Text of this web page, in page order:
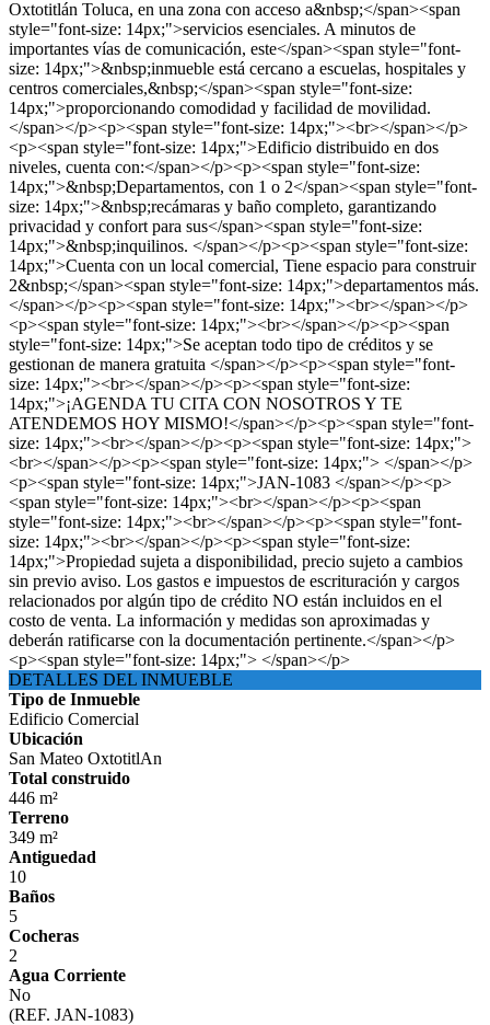
Oxtotitlán Toluca, en una zona con acceso a&nbsp;</span><span
style="font-size: 14px;">servicios esenciales. A minutos de
importantes vías de comunicación, este</span><span style="font-
size: 14px;">&nbsp;inmueble está cercano a escuelas, hospitales y
centros comerciales,&nbsp;</span><span style="font-size:
14px;">proporcionando comodidad y facilidad de movilidad.
</span></p><p><span style="font-size: 14px;"><br></span></p>
<p><span style="font-size: 14px;">Edificio distribuido en dos
niveles, cuenta con:</span></p><p><span style="font-size:
14px;">&nbsp;Departamentos, con 1 o 2</span><span style="font-
size: 14px;">&nbsp;recámaras y baño completo, garantizando
privacidad y confort para sus</span><span style="font-size:
14px;">&nbsp;inquilinos. </span></p><p><span style="font-size:
14px;">Cuenta con un local comercial, Tiene espacio para construir
2&nbsp;</span><span style="font-size: 14px;">departamentos más.
</span></p><p><span style="font-size: 14px;"><br></span></p>
<p><span style="font-size: 14px;"><br></span></p><p><span
style="font-size: 14px;">Se aceptan todo tipo de créditos y se
gestionan de manera gratuita </span></p><p><span style="font-
size: 14px;"><br></span></p><p><span style="font-size:
14px;">¡AGENDA TU CITA CON NOSOTROS Y TE
ATENDEMOS HOY MISMO!</span></p><p><span style="font-
size: 14px;"><br></span></p><p><span style="font-size: 14px;">
<br></span></p><p><span style="font-size: 14px;"> </span></p>
<p><span style="font-size: 14px;">JAN-1083 </span></p><p>
<span style="font-size: 14px;"><br></span></p><p><span
style="font-size: 14px;"><br></span></p><p><span style="font-
size: 14px;"><br></span></p><p><span style="font-size:
14px;">Propiedad sujeta a disponibilidad, precio sujeto a cambios
sin previo aviso. Los gastos e impuestos de escrituración y cargos
relacionados por algún tipo de crédito NO están incluidos en el
costo de venta. La información y medidas son aproximadas y
deberán ratificarse con la documentación pertinente.</span></p>
<p><span style="font-size: 14px;"> </span></p>
DETALLES DEL INMUEBLE
Tipo de Inmueble
Edificio Comercial
Ubicación
San Mateo OxtotitlAn
Total construido
446 m²
Terreno
349 m²
Antiguedad
10
Baños
5
Cocheras
2
Agua Corriente
No
(REF. JAN-1083)